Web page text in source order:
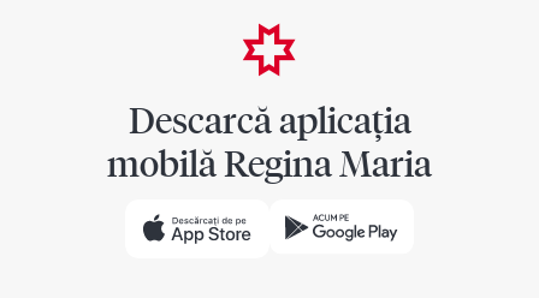
Descarcă aplicația
mobilă Regina Maria